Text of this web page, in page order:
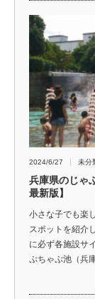
2024/6/27 未分
兵庫県のじゃ
最新版】
小さな子でも楽
スポットを紹介
に必ず各施設サ
ぷちゃぷ池（兵